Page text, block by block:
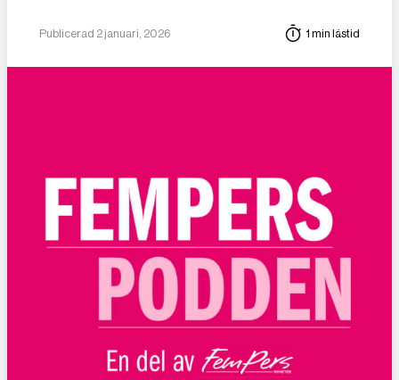
Publicerad 2 januari, 2026 1 min lästid